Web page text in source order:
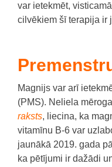
var ietekmēt,
cilvēkiem šī terapija ir
Magnijs var arī
(PMS). Neliela
raksts, liecina, ka
vitamīnu B-6 var
jaunākā 2019. gada
ka pētījumi ir dažādi